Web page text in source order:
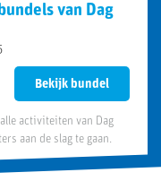
van Dag
Bekijk bundel
activiteiten van Dag
aan de slag te gaan.